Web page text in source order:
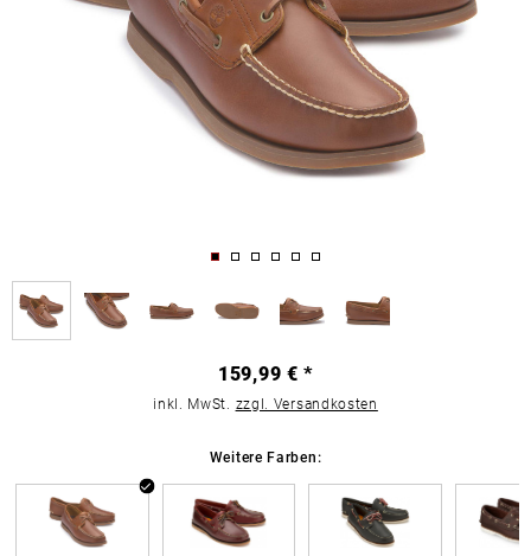
159,99 € *
inkl. MwSt. zzgl. Versandkosten
Weitere Farben: